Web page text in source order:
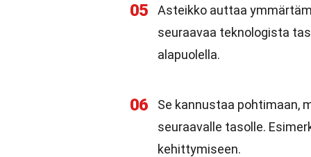
05
Asteikko auttaa
seuraavaa teknologista
alapuolella.
06
Se kannustaa pohtimaan,
seuraavalle tasolle.
kehittymiseen.